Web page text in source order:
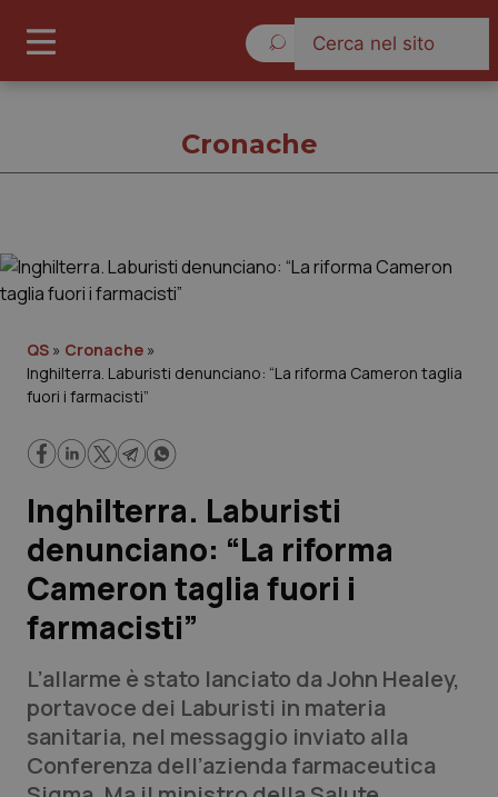
Governo e Parlamento
Regioni e Asl
Lavoro e Professioni
Scienza e Farmaci
Studi e Analisi
Lettere al direttore
Edizioni Regionali
QS Pro
Cronache
QS » Cronache »
Inghilterra. Laburisti denunciano: “La riforma Cameron taglia
fuori i farmacisti”
Inghilterra. Laburisti
denunciano: “La riforma
Cameron taglia fuori i
farmacisti”
L’allarme è stato lanciato da John Healey,
portavoce dei Laburisti in materia
sanitaria, nel messaggio inviato alla
Conferenza dell’azienda farmaceutica